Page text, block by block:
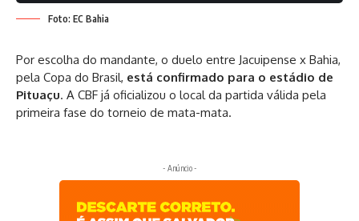
Foto: EC Bahia
Por escolha do mandante, o duelo entre Jacuipense x Bahia,
pela Copa do Brasil, está confirmado para o estádio de
Pituaçu. A CBF já oficializou o local da partida válida pela
primeira fase do torneio de mata-mata.
- Anúncio -